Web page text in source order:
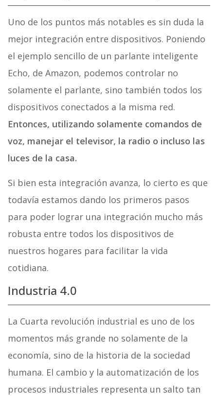
Uno de los puntos más notables es sin duda la
mejor integración entre dispositivos. Poniendo
el ejemplo sencillo de un parlante inteligente
Echo, de Amazon, podemos controlar no
solamente el parlante, sino también todos los
dispositivos conectados a la misma red.
Entonces, utilizando solamente comandos de
voz, manejar el televisor, la radio o incluso las
luces de la casa.
Si bien esta integración avanza, lo cierto es que
todavía estamos dando los primeros pasos
para poder lograr una integración mucho más
robusta entre todos los dispositivos de
nuestros hogares para facilitar la vida
cotidiana.
Industria 4.0
La Cuarta revolución industrial es uno de los
momentos más grande no solamente de la
economía, sino de la historia de la sociedad
humana. El cambio y la automatización de los
procesos industriales representa un salto tan